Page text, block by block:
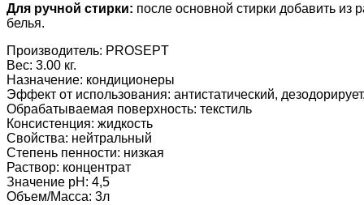
Для ручной стирки: после основной стирки добавить из
белья.
Производитель: PROSEPT
Вес: 3.00 кг.
Назначение: кондиционеры
Эффект от использования: антистатический,
Обрабатываемая поверхность: текстиль
Консистенция: жидкость
Свойства: нейтральный
Степень пенности: низкая
Раствор: концентрат
Значение pH : 4,5
Объем/Масса: 3л